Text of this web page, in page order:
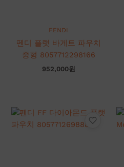
FENDI
펜디 플랫 바게트 파우치
중형 8057712298166
952,000원